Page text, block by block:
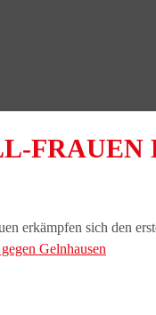
FRAUEN
erkämpfen sich den